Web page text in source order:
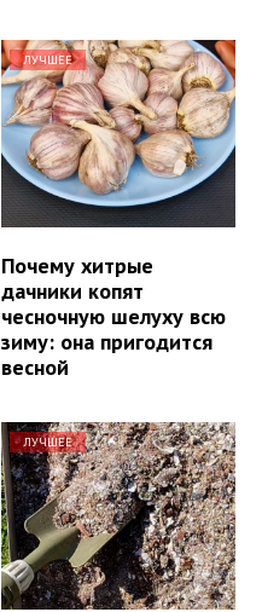
ЛУЧШЕЕ
Почему хитрые
дачники копят
чесночную шелуху всю
зиму: она пригодится
весной
ЛУЧШЕЕ